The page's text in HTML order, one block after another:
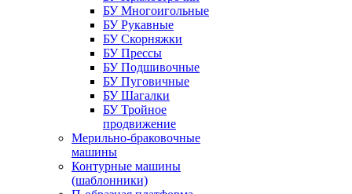
БУ Многоигольные
БУ Рукавные
БУ Скорняжки
БУ Прессы
БУ Подшивочные
БУ Пуговичные
БУ Шагалки
БУ Тройное
продвижение
Мерильно-браковочные
машины
Контурные машины
(шаблонники)